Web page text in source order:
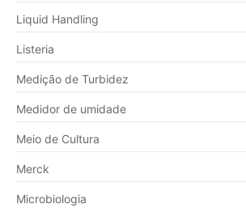
Liquid Handling
Listeria
Medição de Turbidez
Medidor de umidade
Meio de Cultura
Merck
Microbiologia